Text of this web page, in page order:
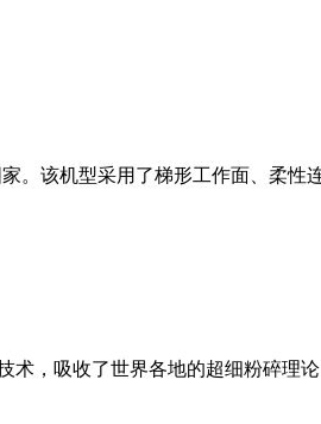
。该机型采用了梯形工作面、柔
，吸收了世界各地的超细粉碎理